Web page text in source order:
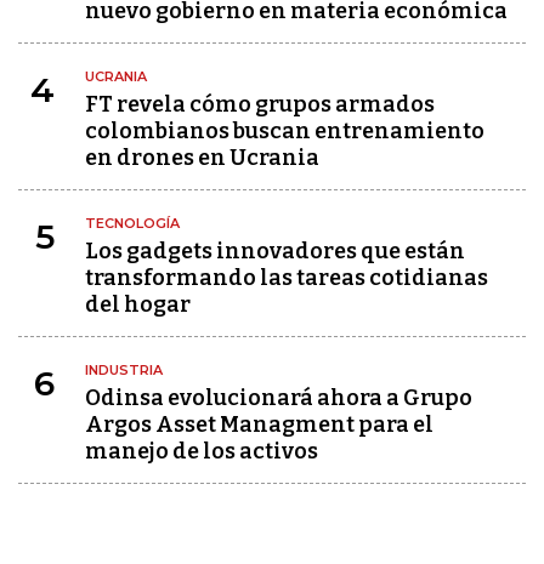
nuevo gobierno en materia económica
4 UCRANIA
FT revela cómo grupos armados
colombianos buscan entrenamiento
en drones en Ucrania
5 TECNOLOGÍA
Los gadgets innovadores que están
transformando las tareas cotidianas
del hogar
6 INDUSTRIA
Odinsa evolucionará ahora a Grupo
Argos Asset Managment para el
manejo de los activos